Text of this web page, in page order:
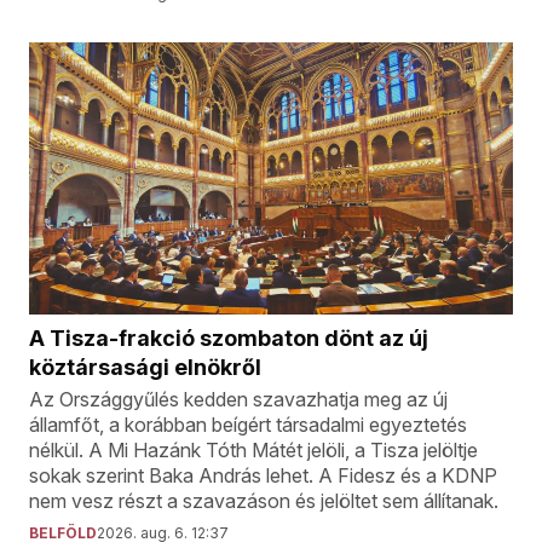
A Tisza-frakció szombaton dönt az új
köztársasági elnökről
Az Országgyűlés kedden szavazhatja meg az új
államfőt, a korábban beígért társadalmi egyeztetés
nélkül. A Mi Hazánk Tóth Mátét jelöli, a Tisza jelöltje
sokak szerint Baka András lehet. A Fidesz és a KDNP
nem vesz részt a szavazáson és jelöltet sem állítanak.
BELFÖLD2026. aug. 6. 12:37